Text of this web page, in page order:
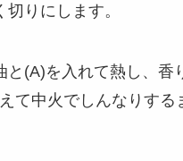
りにします。
と(A)を入れて熱し、香
て中火でしんなりする